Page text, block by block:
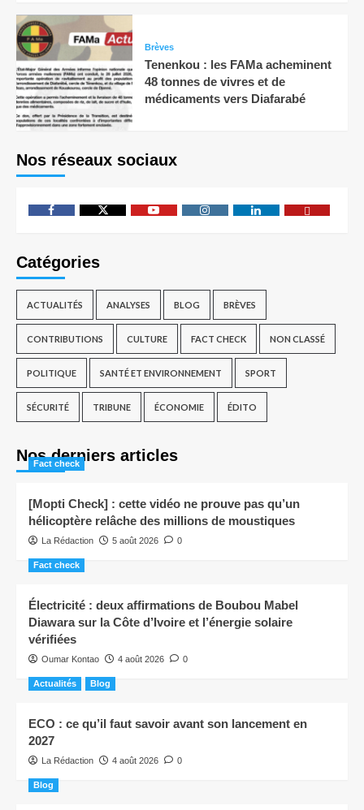
Brèves
Tenenkou : les FAMa acheminent
48 tonnes de vivres et de
médicaments vers Diafarabé
Nos réseaux sociaux
Catégories
ACTUALITÉS ANALYSES BLOG BRÈVES
CONTRIBUTIONS CULTURE FACT CHECK NON CLASSÉ
POLITIQUE SANTÉ ET ENVIRONNEMENT SPORT
SÉCURITÉ TRIBUNE ÉCONOMIE ÉDITO
Nos derniers articles
Fact check
[Mopti Check] : cette vidéo ne prouve pas qu’un
hélicoptère relâche des millions de moustiques
La Rédaction 5 août 2026 0
Fact check
Électricité : deux affirmations de Boubou Mabel
Diawara sur la Côte d’Ivoire et l’énergie solaire
vérifiées
Oumar Kontao 4 août 2026 0
Actualités Blog
ECO : ce qu’il faut savoir avant son lancement en
2027
La Rédaction 4 août 2026 0
Blog